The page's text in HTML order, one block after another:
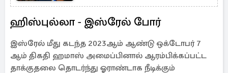
ஹிஸ்புல்லா - இஸ்ரேல் போர்
இஸ்ரேல் மீது கடந்த 2023ஆம் ஆண்டு ஒக்டோபர் 7
ஆம் திகதி ஹமாஸ் அமைப்பினால் ஆரம்பிக்கப்பட்ட
தாக்குதலை தொடர்ந்து ஓராண்டாக நீடிக்கும்